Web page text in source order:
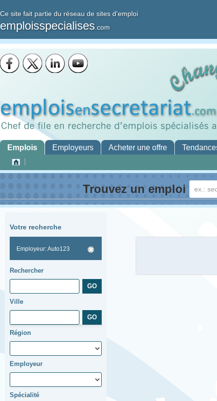
Ce site fait partie du réseau de sites d'emploi
emploisspecialises .com
Emplois Employeurs Acheter une offre
Trouvez un emploi
Votre recherche
Employeur: Auto123
Rechercher
Ville
Région
Employeur
Spécialité